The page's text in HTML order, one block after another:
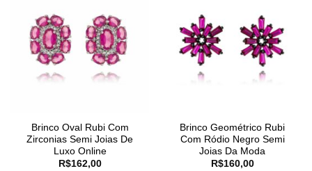
Brinco Oval Rubi Com
Zirconias Semi Joias De
Luxo Online
R$162,00
Brinco Geométrico Rubi
Com Ródio Negro Semi
Joias Da Moda
R$160,00